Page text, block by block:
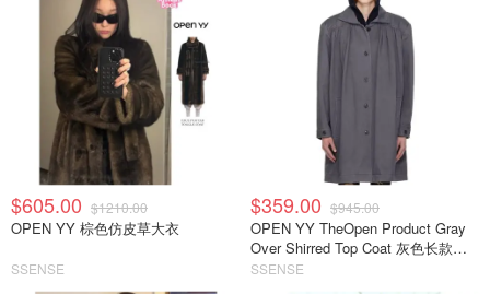
$605.00 $1210.00
OPEN YY 棕色仿皮草大衣
SSENSE
$359.00 $945.00
OPEN YY TheOpen Product Gray
Over Shirred Top Coat 灰色长款外
套
SSENSE